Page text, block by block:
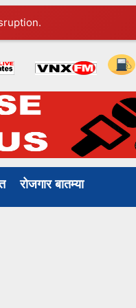
रोजगार बातम्या